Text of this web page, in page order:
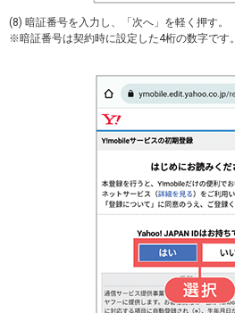
(8) 暗証番号を入力し、「次へ」を軽く押す。
※暗証番号は契約時に設定した4桁の数字です。